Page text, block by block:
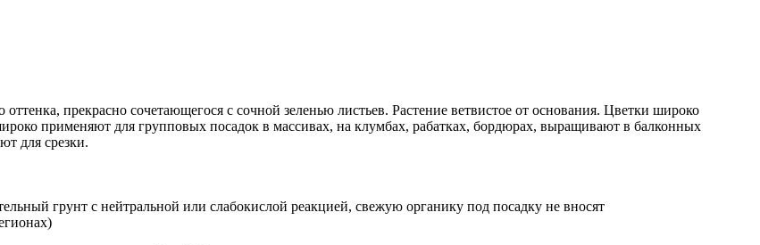
прекрасно сочетающегося с сочной зеленью листьев. Растение ветвистое от основания. Цветки широко
применяют для групповых посадок в массивах, на клумбах, рабатках, бордюрах, выращивают в балконных
для срезки.
грунт с нейтральной или слабокислой реакцией, свежую органику под посадку не вносят